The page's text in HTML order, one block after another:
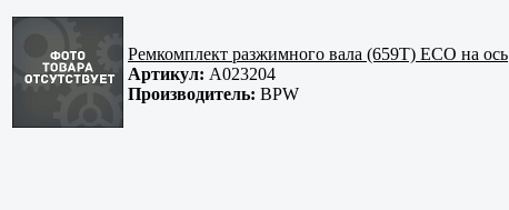
Ремкомплект разжимного вала (659T) ECO на ось
Артикул: A023204
Производитель: BPW